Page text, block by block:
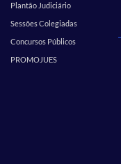
Plantão Judiciário
Sessões Colegiadas
Concursos Públicos
PROMOJUES